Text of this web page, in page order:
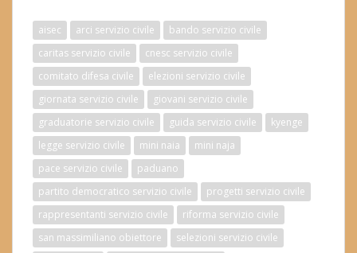
aisec arci servizio civile
bando servizio civile
caritas servizio civile
cnesc servizio civile
comitato difesa civile
elezioni servizio civile
giornata servizio civile
giovani servizio civile
graduatorie servizio civile
guida servizio civile
kyenge
legge servizio civile
mini naia
mini naja
pace servizio civile
paduano
partito democratico servizio civile
progetti servizio civile
rappresentanti servizio civile
riforma servizio civile
san massimiliano obiettore
selezioni servizio civile